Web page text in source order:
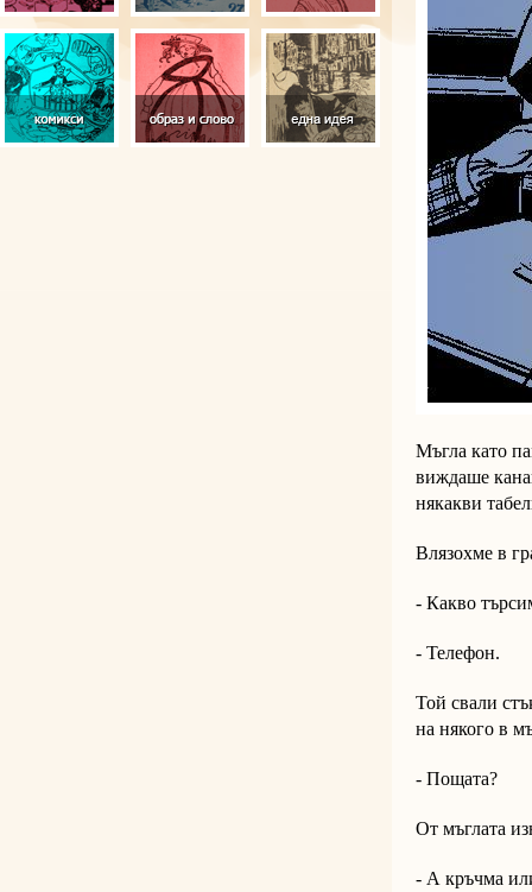
Мъгла като
виждаше
някакви
Влязохме в
- Какво
- Телефон.
Той свали
на някого в
- Пощата?
От мъглата
- А кръчма